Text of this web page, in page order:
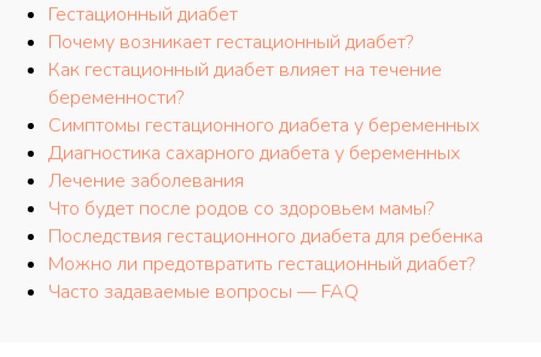
Гестационный диабет
Почему возникает гестационный диабет?
Как гестационный диабет влияет на течение
беременности?
Симптомы гестационного диабета у беременных
Диагностика сахарного диабета у беременных
Лечение заболевания
Что будет после родов со здоровьем мамы?
Последствия гестационного диабета для ребенка
Можно ли предотвратить гестационный диабет?
Часто задаваемые вопросы — FAQ